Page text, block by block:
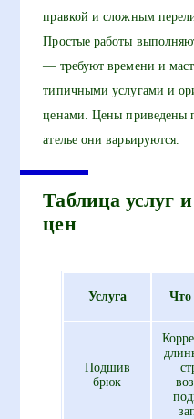
правкой и сложным
Простые работы
— требуют времени и
типичными услугами и
ценами. Цены приведены
ателье они варьируются.
Таблица услуг
цен
Услуга Что
Подшив
брюк